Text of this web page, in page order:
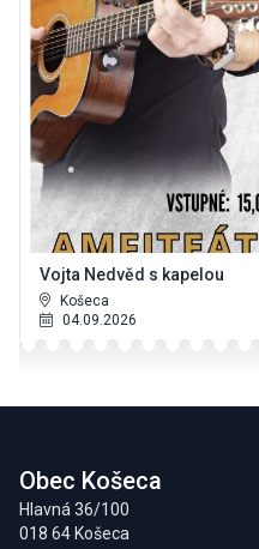
Vojta Nedvěd s kapelou
Košeca
04.09.2026
Obec Košeca
Hlavná 36/100
018 64 Košeca